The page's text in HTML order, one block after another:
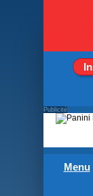
Menu
Publicité